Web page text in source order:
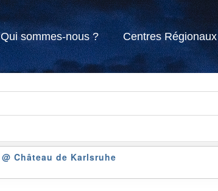
Qui sommes-nous ? Centres Régionaux
@ Château de Karlsruhe